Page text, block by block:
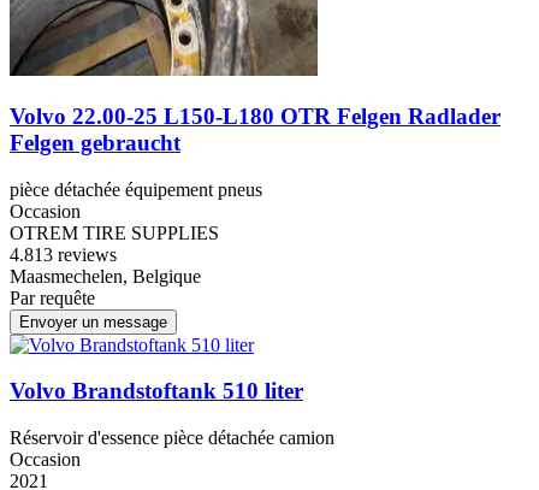
Volvo 22.00-25 L150-L180 OTR Felgen Radlader
Felgen gebraucht
pièce détachée équipement pneus
Occasion
OTREM TIRE SUPPLIES
4.813 reviews
Maasmechelen, Belgique
Par requête
Envoyer un message
Volvo Brandstoftank 510 liter
Réservoir d'essence pièce détachée camion
Occasion
2021